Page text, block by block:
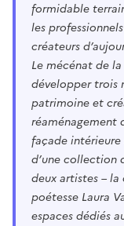
formidable
les
créateurs
Le mécénat de
développer trois
patrimoine et
réaménagement
façade
d’une collection
deux artistes –
poétesse Laura
espaces dédiés